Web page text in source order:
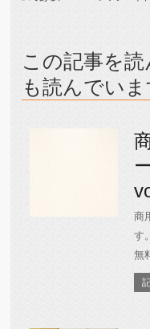
この記事を
も読んでいま
商
す
無